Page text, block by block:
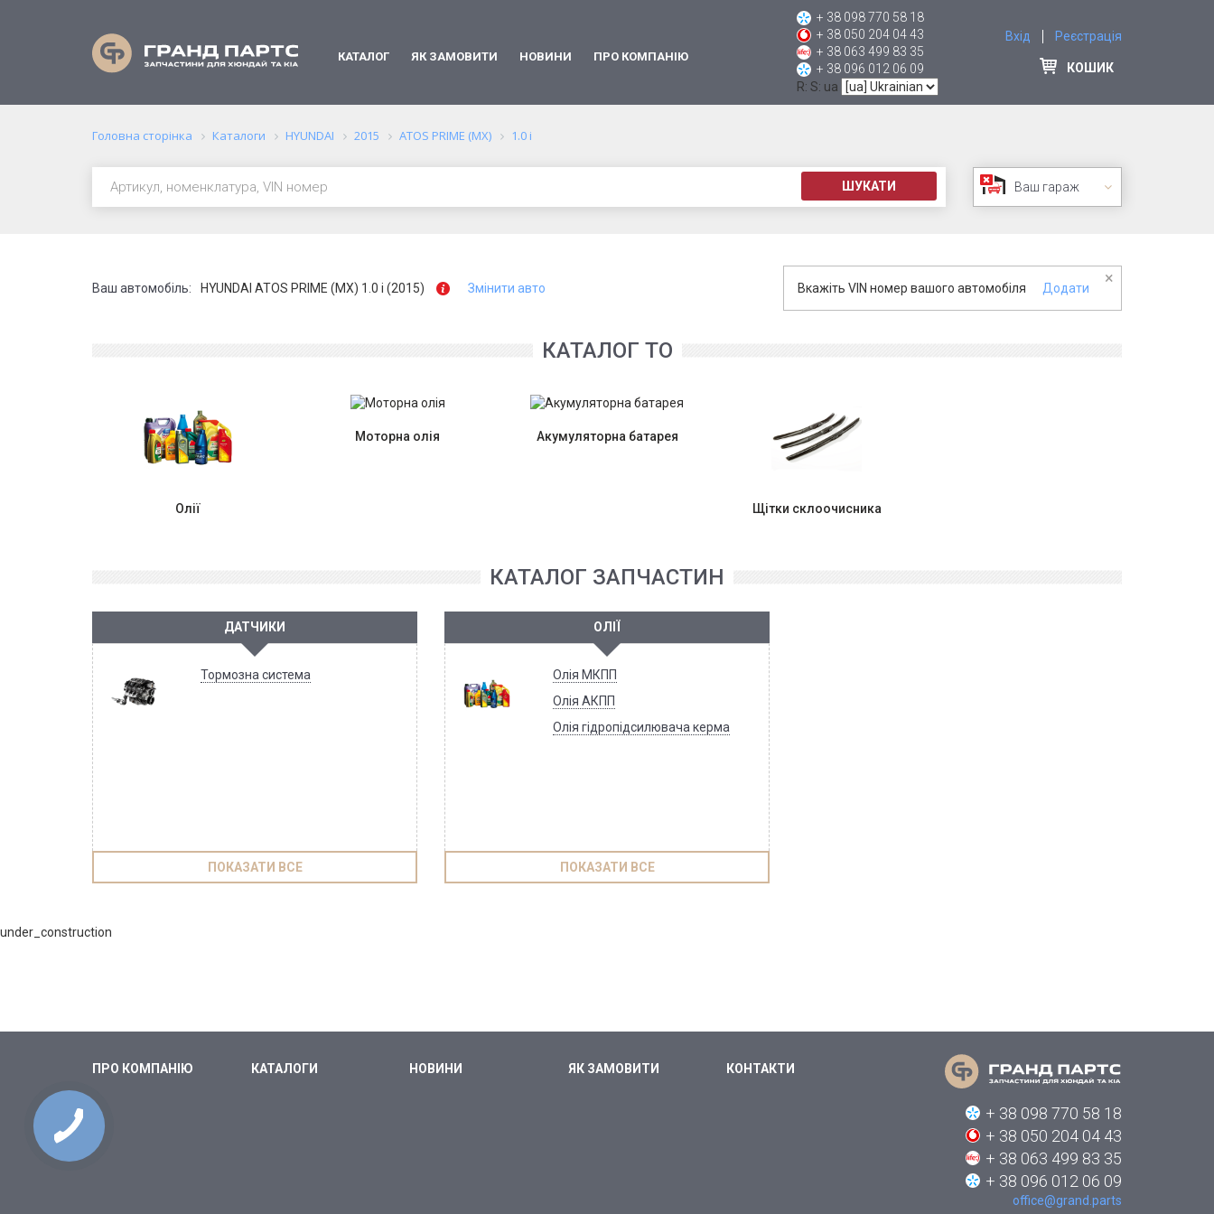
КАТАЛОГ ЯК ЗАМОВИТИ НОВИНИ ПРО КОМПАНІЮ
+ 38 098 770 58 18
+ 38 050 204 04 43
+ 38 063 499 83 35
+ 38 096 012 06 09
R: S: ua
Вхід Реєстрація
КОШИК
Головна сторінка Каталоги HYUNDAI 2015 ATOS PRIME (MX) 1.0 i
ШУКАТИ Ваш гараж
Ваш автомобіль: HYUNDAI ATOS PRIME (MX) 1.0 i (2015) Змінити авто Вкажіть VIN номер вашого автомобіля Додати
×
КАТАЛОГ ТО
Олії
Моторна олія Акумуляторна батарея
Щітки склоочисника
КАТАЛОГ ЗАПЧАСТИН
ДАТЧИКИ
Тормозна система
ПОКАЗАТИ ВСЕ
ОЛІЇ
Олія МКПП
Олія АКПП
Олія гідропідсилювача керма
ПОКАЗАТИ ВСЕ
under_construction
ПРО КОМПАНІЮ КАТАЛОГИ НОВИНИ ЯК ЗАМОВИТИ КОНТАКТИ
+ 38 098 770 58 18
+ 38 050 204 04 43
+ 38 063 499 83 35
+ 38 096 012 06 09
office@grand.parts